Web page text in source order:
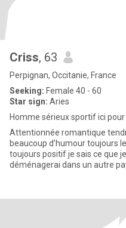
Criss, 63
Perpignan, Occitanie, France
Seeking: Female 40 - 60
Star sign: Aries
Homme sérieux sportif ici
Attentionnée romantique
beaucoup d’humour toujours
toujours positif je sais ce que
déménagerai dans un autre